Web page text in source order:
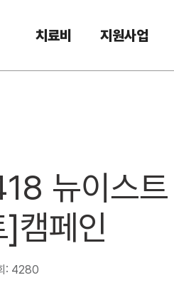
치료비 지원사업
뉴이스트
캠페인
: 4280